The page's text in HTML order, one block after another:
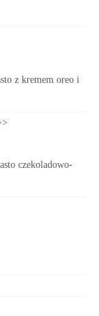
z kremem oreo i
czekoladowo-